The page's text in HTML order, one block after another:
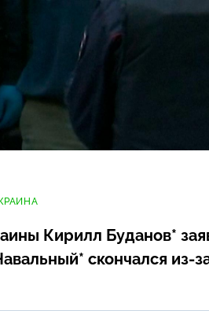
Кирилл Буданов*
скончался из-